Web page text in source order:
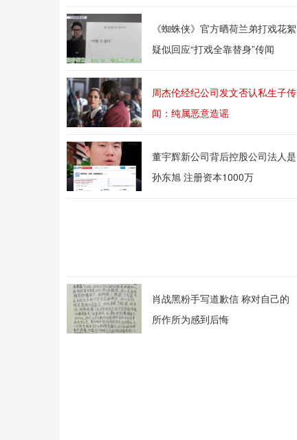
《蜘蛛侠》官方晒荷兰弟打戏花絮
疑似回应“打戏全靠替身”传闻
周杰伦经纪公司发文否认私生子传
闻：纯属恶意造谣
董宇辉新公司背后控股公司法人是
孙东旭 注册资本1000万
肖战黑粉手写道歉信 称对自己的
所作所为感到后悔